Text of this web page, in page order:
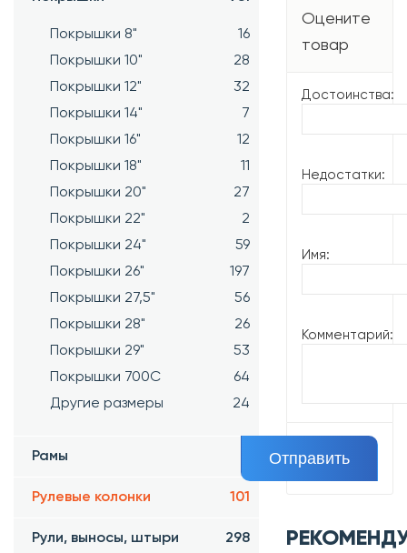
Покрышки 8"
16
Покрышки 10"
28
Покрышки 12"
32
Покрышки 14"
7
Покрышки 16"
12
Покрышки 18"
11
Покрышки 20"
27
Покрышки 22"
2
Покрышки 24"
59
Покрышки 26"
197
Покрышки 27,5"
56
Покрышки 28"
26
Покрышки 29"
53
Покрышки 700C
64
Другие размеры
24
Рамы
Рулевые колонки 101
Рули, выносы, штыри 298
Оцените
товар
Достоинства:
Недостатки:
Имя:
Комментарий: